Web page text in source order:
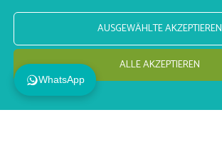
Datenschutz
Impressum
© maramo films 2026
WhatsApp
AUSGEWÄHLTE AKZEPTIEREN
ALLE AKZEPTIEREN